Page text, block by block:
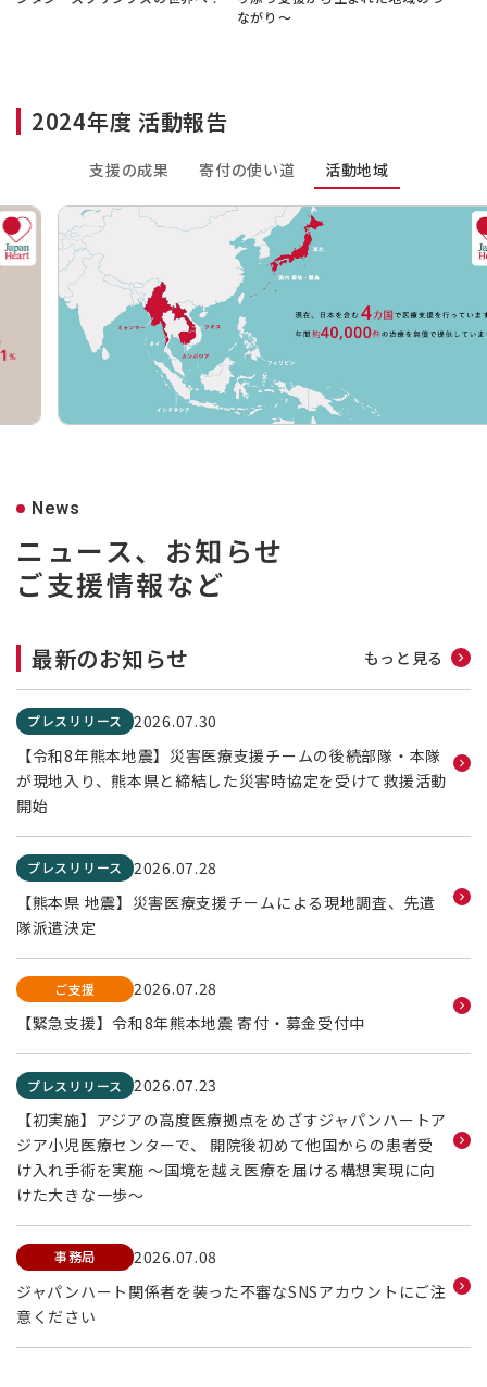
ながり～
2024年度 活動報告
支援の成果 寄付の使い道 活動地域
News
ニュース、お知らせ
ご支援情報など
最新のお知らせ もっと見る
プレスリリース
2026.07.30
【令和8年熊本地震】災害医療支援チームの後続部隊・本隊
が現地入り、熊本県と締結した災害時協定を受けて救援活動
開始
プレスリリース
2026.07.28
【熊本県 地震】災害医療支援チームによる現地調査、先遣
隊派遣決定
ご支援
2026.07.28
【緊急支援】令和8年熊本地震 寄付・募金受付中
プレスリリース
2026.07.23
【初実施】アジアの高度医療拠点をめざすジャパンハートア
ジア小児医療センターで、 開院後初めて他国からの患者受
け入れ手術を実施 ～国境を越え医療を届ける構想実現に向
けた大きな一歩～
事務局
2026.07.08
ジャパンハート関係者を装った不審なSNSアカウントにご注
意ください